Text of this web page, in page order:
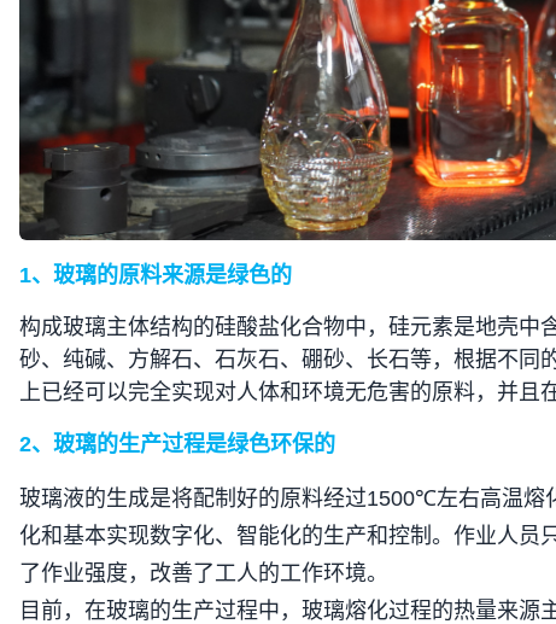
1、玻璃的原料来源是绿色的
构成玻璃主体结构的硅酸盐化合物中，硅元素是地壳
砂、纯碱、方解石、石灰石、硼砂、长石等，根据不
上已经可以完全实现对人体和环境无危害的原料，并且
2、玻璃的生产过程是绿色环保的
玻璃液的生成是将配制好的原料经过1500℃左右高温熔
化和基本实现数字化、智能化的生产和控制。作业人
了作业强度，改善了工人的工作环境。
目前，在玻璃的生产过程中，玻璃熔化过程的热量来